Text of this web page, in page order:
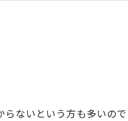
ないという方も多いの